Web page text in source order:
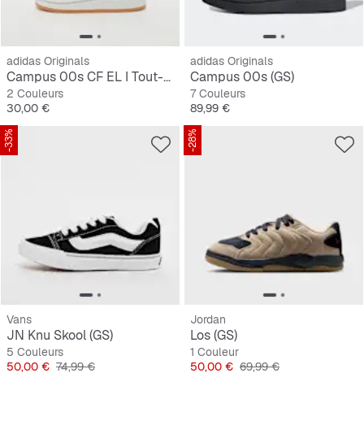
adidas Originals
Campus 00s CF EL I Tout-Petits
2 Couleurs
Prix
30,00 €
adidas Originals
Campus 00s (GS)
7 Couleurs
Prix
89,99 €
-33%
Vans
JN Knu Skool (GS)
5 Couleurs
Prix
50,00 € Prix original
74,99 €
-28%
Jordan
Los (GS)
1 Couleur
Prix
50,00 € Prix original
69,99 €